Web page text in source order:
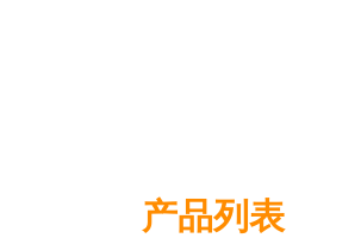
产品列表